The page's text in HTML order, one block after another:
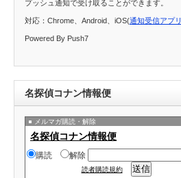
プッシュ通知で受け取ることができます。
対応：Chrome、Android、iOS(通知受信アプリ
Powered By Push7
名探偵コナン情報便
メルマガ購読・解除
名探偵コナン情報便
購読 解除
読者購読規約